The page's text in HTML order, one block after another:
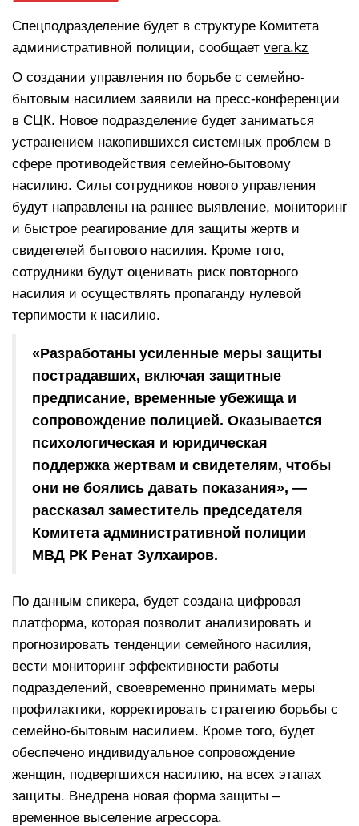
Спецподразделение будет в структуре Комитета
административной полиции, сообщает vera.kz
О создании управления по борьбе с семейно-
бытовым насилием заявили на пресс-конференции
в СЦК. Новое подразделение будет заниматься
устранением накопившихся системных проблем в
сфере противодействия семейно-бытовому
насилию. Силы сотрудников нового управления
будут направлены на раннее выявление, мониторинг
и быстрое реагирование для защиты жертв и
свидетелей бытового насилия. Кроме того,
сотрудники будут оценивать риск повторного
насилия и осуществлять пропаганду нулевой
терпимости к насилию.
«Разработаны усиленные меры защиты
пострадавших, включая защитные
предписание, временные убежища и
сопровождение полицией. Оказывается
психологическая и юридическая
поддержка жертвам и свидетелям, чтобы
они не боялись давать показания», —
рассказал заместитель председателя
Комитета административной полиции
МВД РК Ренат Зулхаиров.
По данным спикера, будет создана цифровая
платформа, которая позволит анализировать и
прогнозировать тенденции семейного насилия,
вести мониторинг эффективности работы
подразделений, своевременно принимать меры
профилактики, корректировать стратегию борьбы с
семейно-бытовым насилием. Кроме того, будет
обеспечено индивидуальное сопровождение
женщин, подвергшихся насилию, на всех этапах
защиты. Внедрена новая форма защиты –
временное выселение агрессора.